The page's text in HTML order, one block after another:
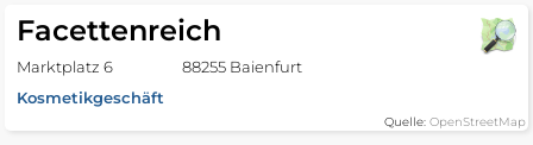
Facettenreich
Marktplatz 6
88255 Baienfurt
Kosmetikgeschäft
Quelle: OpenStreetMap